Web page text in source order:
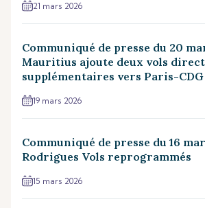
21 mars 2026
Communiqué de presse du 20
Mauritius ajoute deux vols
supplémentaires vers Paris-CDG
19 mars 2026
Communiqué de presse du 16
Rodrigues Vols reprogrammés
15 mars 2026